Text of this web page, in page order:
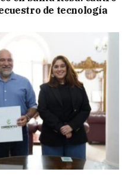
de tecnología